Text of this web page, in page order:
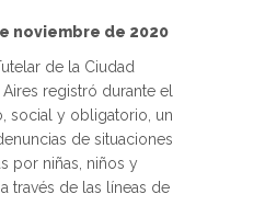
noviembre de 2020
de la Ciudad
registró durante el
social y obligatorio, un
de situaciones
por niñas, niños y
través de las líneas de